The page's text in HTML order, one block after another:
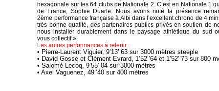
hexagonale sur les 64 clubs de Nationale 2. C’est en Nationale 1
de France, Sophie Duarte. Nous avons noté la présence
2ème performance française à Albi dans l’excellent chrono de 4
très bonnequalité, des partenaires publics privés en soutien de
nous installer durablement dans le paysage athlétique du sud
vouscollectif ».
Les autres performances à retenir :
• Pierre‐Laurent Viguier, 9’13’’63 sur 3000 mètres steeple
• David Gosse et Clément Evrard, 1’52’’64 et 1’52’’73 sur 800
• Salomé Lecoq, 9’55’’04 sur 3000 mètres
• Axel Vaguenez, 49’’40 sur 400 mètres